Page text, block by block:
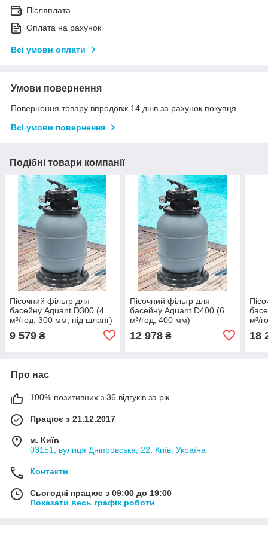
Післяплата
Оплата на рахунок
Всі умови оплати
Умови повернення
Повернення товару впродовж 14 днів за рахунок покупця
Всі умови повернення
Подібні товари компанії
Пісочний фільтр для
басейну Aquant D300 (4
м³/год, 300 мм, під шланг)
9 579 ₴
Пісочний фільтр для
басейну Aquant D400 (6
м³/год, 400 мм)
12 978₴
м³/
18
Про нас
100% позитивних з 36 відгуків за рік
Працює з 21.12.2017
м. Київ
03151, вулиця Дніпровська, 22, Київ, Україна
Контакти
Сьогодні працює з 09:00 до 19:00
Показати весь графік роботи